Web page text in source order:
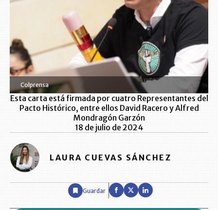
Colprensa
Esta carta está firmada por cuatro Representantes del
Pacto Histórico, entre ellos David Racero y Alfred
Mondragón Garzón
18 de julio de 2024
LAURA CUEVAS SÁNCHEZ
Guardar